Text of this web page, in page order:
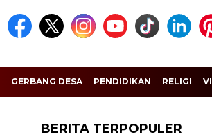
GERBANG DESA PENDIDIKAN RELIGI
BERITA TERPOPULER